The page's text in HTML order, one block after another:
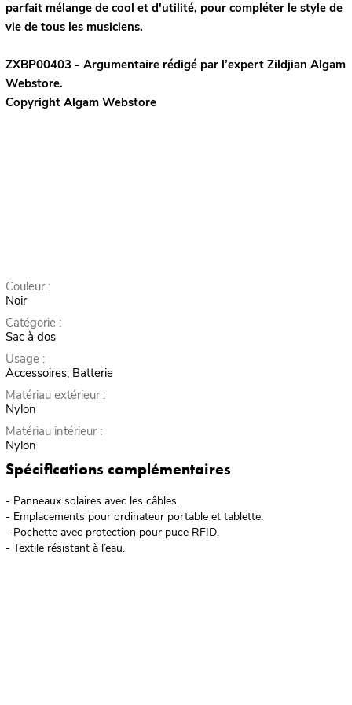
parfait mélange de cool et d'utilité, pour compléter le style de
vie de tous les musiciens.
ZXBP00403 - Argumentaire rédigé par l’expert Zildjian Algam
Webstore.
Copyright Algam Webstore
Couleur :
Noir
Catégorie :
Sac à dos
Usage :
Accessoires, Batterie
Matériau extérieur :
Nylon
Matériau intérieur :
Nylon
Spécifications complémentaires
- Panneaux solaires avec les câbles.
- Emplacements pour ordinateur portable et tablette.
- Pochette avec protection pour puce RFID.
- Textile résistant à l’eau.